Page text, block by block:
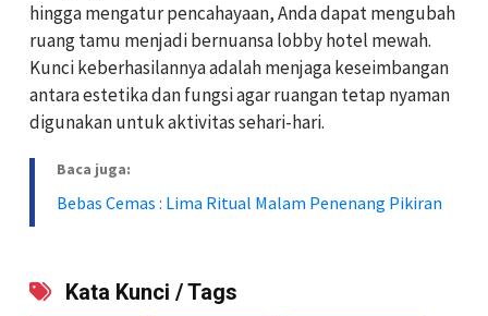
hingga mengatur pencahayaan, Anda dapat mengubah
ruang tamu menjadi bernuansa lobby hotel mewah.
Kunci keberhasilannya adalah menjaga keseimbangan
antara estetika dan fungsi agar ruangan tetap nyaman
digunakan untuk aktivitas sehari-hari.
Baca juga:
Bebas Cemas : Lima Ritual Malam Penenang Pikiran
Kata Kunci / Tags